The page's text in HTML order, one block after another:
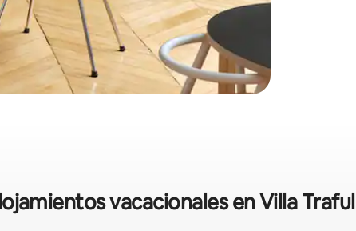
vacacionales en Villa Traful